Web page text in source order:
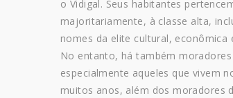
o Vidigal. Seus habitantes
majoritariamente, à classe alta,
nomes da elite cultural, econômica
No entanto, há também
especialmente aqueles que vivem
muitos anos, além dos moradores